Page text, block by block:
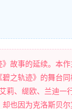
》故事的延续。本
之轨迹》的舞台
莉、缇欧、兰迪一
也因为克洛斯贝